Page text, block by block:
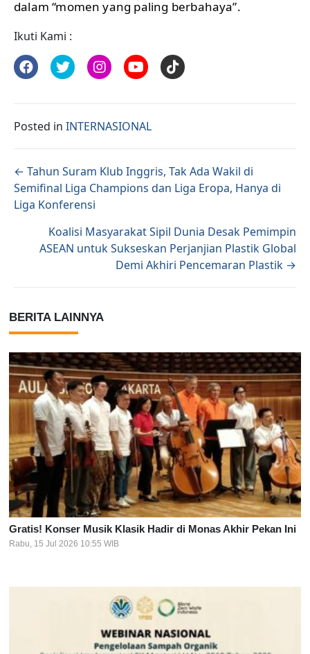
dalam “momen yang paling berbahaya”.
Ikuti Kami :
Posted in INTERNASIONAL
Posts navigation
← Tahun Suram Klub Inggris, Tak Ada Wakil di
Semifinal Liga Champions dan Liga Eropa, Hanya di
Liga Konferensi
Koalisi Masyarakat Sipil Dunia Desak Pemimpin
ASEAN untuk Sukseskan Perjanjian Plastik Global
Demi Akhiri Pencemaran Plastik →
BERITA LAINNYA
Gratis! Konser Musik Klasik Hadir di Monas Akhir Pekan Ini
Rabu, 15 Jul 2026 10:55 WIB